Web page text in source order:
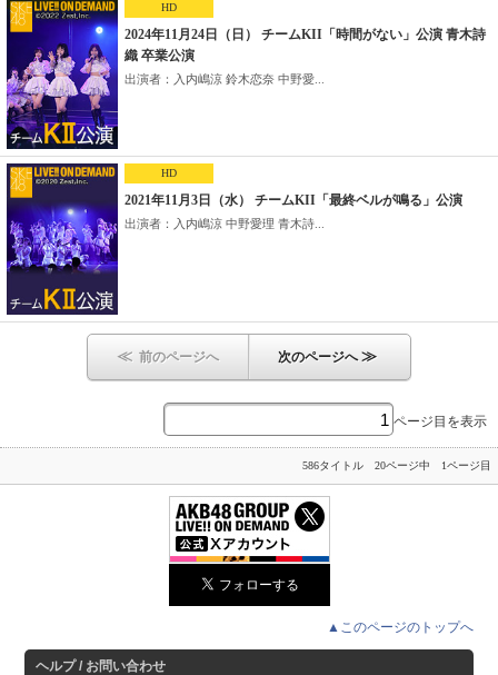
HD
2024年11月24日（日） チームKII「時間がない」公演 青木詩
織 卒業公演
出演者：入内嶋涼 鈴木恋奈 中野愛...
HD
2021年11月3日（水） チームKII「最終ベルが鳴る」公演
出演者：入内嶋涼 中野愛理 青木詩...
≪ 前のページへ 次のページへ≫
ページ目を表示
586タイトル 20ページ中 1ページ目
▲このページのトップへ
ヘルプ / お問い合わせ